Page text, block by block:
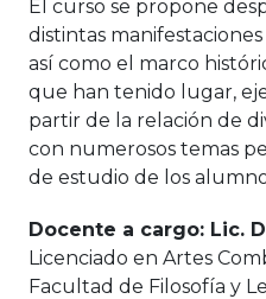
El curso se propone
distintas
así como el marco
que han tenido lugar,
partir de la relación de
con numerosos temas
de estudio de los
Docente a cargo: Lic.
Licenciado en Artes
Facultad de Filosofía y